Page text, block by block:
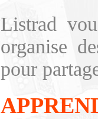
Listrad
organise
pour